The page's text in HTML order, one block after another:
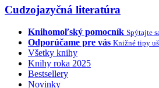
Cudzojazyčná literatúra
Knihomoľský pomocník Spýtajte
Odporúčame pre vás Knižné tipy
Všetky knihy
Knihy roka 2025
Bestsellery
Novinky